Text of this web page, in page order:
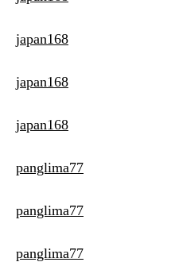
japan168
japan168
japan168
panglima77
panglima77
panglima77